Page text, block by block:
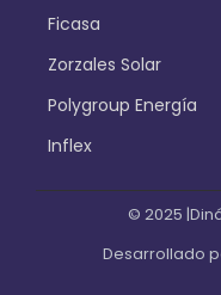
Ficasa
Zorzales Solar
Polygroup Energía
Inflex
© 2025
Desarrollado